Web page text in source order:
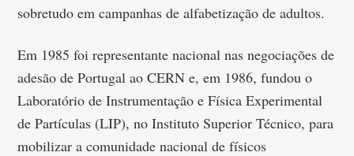
sobretudo em campanhas de alfabetização de adultos.
Em 1985 foi representante nacional nas negociações de
adesão de Portugal ao CERN e, em 1986, fundou o
Laboratório de Instrumentação e Física Experimental
de Partículas (LIP), no Instituto Superior Técnico, para
mobilizar a comunidade nacional de físicos